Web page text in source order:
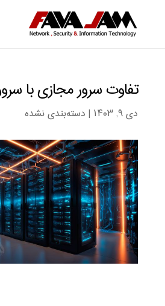
تفاوت سرور مجازی با
دی ۹, ۱۴۰۳ | دسته‌بندی نشده